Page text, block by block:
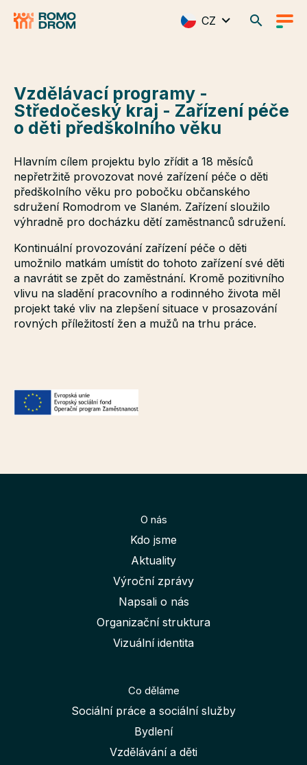
CZ
Vzdělávací programy -
Středočeský kraj - Zařízení péče
o děti předškolního věku
Hlavním cílem projektu bylo zřídit a 18 měsíců
nepřetržitě provozovat nové zařízení péče o děti
předškolního věku pro pobočku občanského
sdružení Romodrom ve Slaném. Zařízení sloužilo
výhradně pro docházku dětí zaměstnanců sdružení.
Kontinuální provozování zařízení péče o děti
umožnilo matkám umístit do tohoto zařízení své děti
a navrátit se zpět do zaměstnání. Kromě pozitivního
vlivu na sladění pracovního a rodinného života měl
projekt také vliv na zlepšení situace v prosazování
rovných příležitostí žen a mužů na trhu práce.
O nás
Kdo jsme
Aktuality
Výroční zprávy
Napsali o nás
Organizační struktura
Vizuální identita
Co děláme
Sociální práce a sociální služby
Bydlení
Vzdělávání a děti